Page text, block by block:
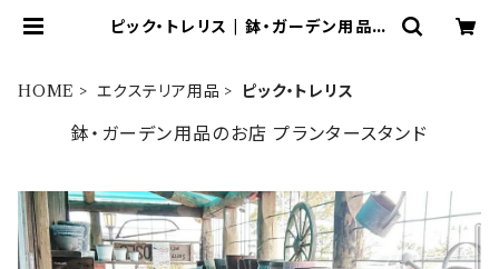
ピック・トレリス | 鉢・ガーデン用品の
HOME エクステリア用品 ピック・トレリス
鉢・ガーデン用品のお店 プランタースタンド